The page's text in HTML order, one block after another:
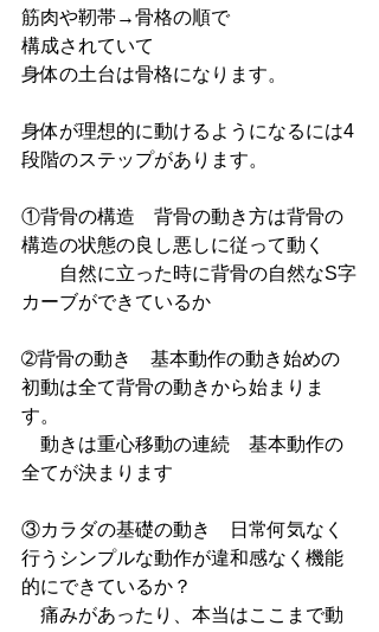
筋肉や靭帯→骨格の順で
構成されていて
身体の土台は骨格になります。
身体が理想的に動けるようになるには4
段階のステップがあります。
①背骨の構造　背骨の動き方は背骨の
構造の状態の良し悪しに従って動く
自然に立った時に背骨の自然なS字
カーブができているか
➁背骨の動き　基本動作の動き始めの
初動は全て背骨の動きから始まりま
す。
動きは重心移動の連続　基本動作の
全てが決まります
③カラダの基礎の動き　日常何気なく
行うシンプルな動作が違和感なく機能
的にできているか？
痛みがあったり、本当はここまで動